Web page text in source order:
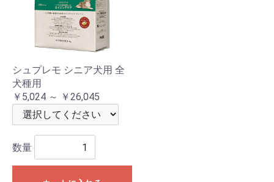
シュプレモ シニア犬用 全
犬種用
￥5,024 ～ ￥26,045
数量